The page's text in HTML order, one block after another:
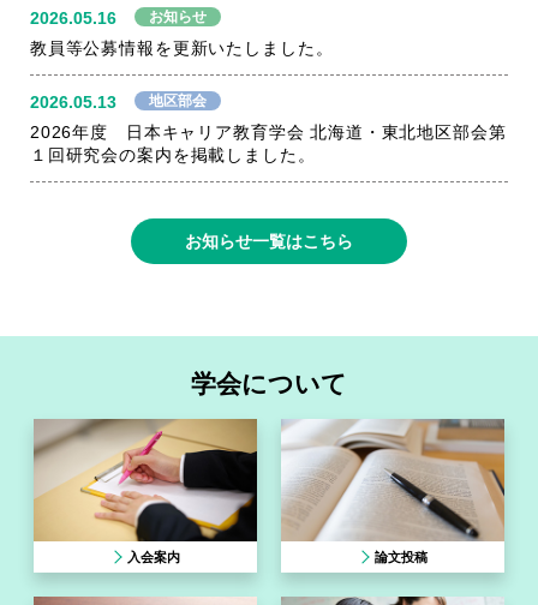
2026.05.16 お知らせ
教員等公募情報を更新いたしました。
2026.05.13 地区部会
2026年度 日本キャリア教育学会 北海道・東北地区部会第
１回研究会の案内を掲載しました。
お知らせ一覧はこちら
学会について
入会案内 論文投稿